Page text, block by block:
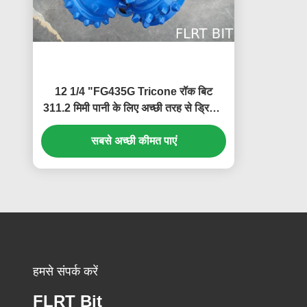
12 1/4 "FG435G Tricone रॉक बिट
311.2 मिमी पानी के लिए अच्छी तरह से ड्रिलिंग
आईएसओ 9001 प्रमाणित
सबसे अच्छी कीमत पाएं
हमसे संपर्क करें
FLRT Bit